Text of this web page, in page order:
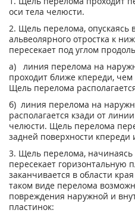
оси тела челюсти.
2. Щель перелома, опускаясь
альвеолярного отростка к
пересекает под углом
а) линия перелома на
проходит ближе кпереди,
Щель перелома
б) линия перелома на
располагается кзади от
челюсти. Щель перелома
задней поверхности кпереди
3. Щель перелома, начинаясь
пересекает горизонтальную
заканчивается в области
таком виде перелома
повреждения наружной и
пластинок: